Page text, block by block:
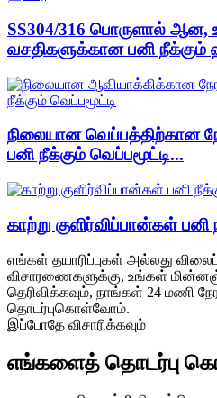
SS304/316 பொருளால் ஆன,
வசதிகளுக்கான பனி நீக்கும்
நிலையான வெப்பத்திற்கான
பனி நீக்கும் வெப்பமூட்டி...
காற்று குளிர்விப்பான்கள் பனி
எங்கள் தயாரிப்புகள் அல்லது
விசாரணைகளுக்கு, உங்கள்
தெரிவிக்கவும், நாங்கள் 24 மணி
தொடர்புகொள்வோம்.
இப்போதே விசாரிக்கவும்
எங்களைத் தொடர்பு